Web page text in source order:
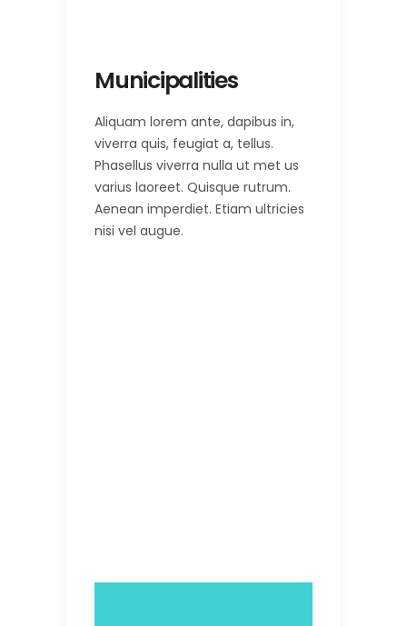
Municipalities
Aliquam lorem ante, dapibus in,
viverra quis, feugiat a, tellus.
Phasellus viverra nulla ut met us
varius laoreet. Quisque rutrum.
Aenean imperdiet. Etiam ultricies
nisi vel augue.